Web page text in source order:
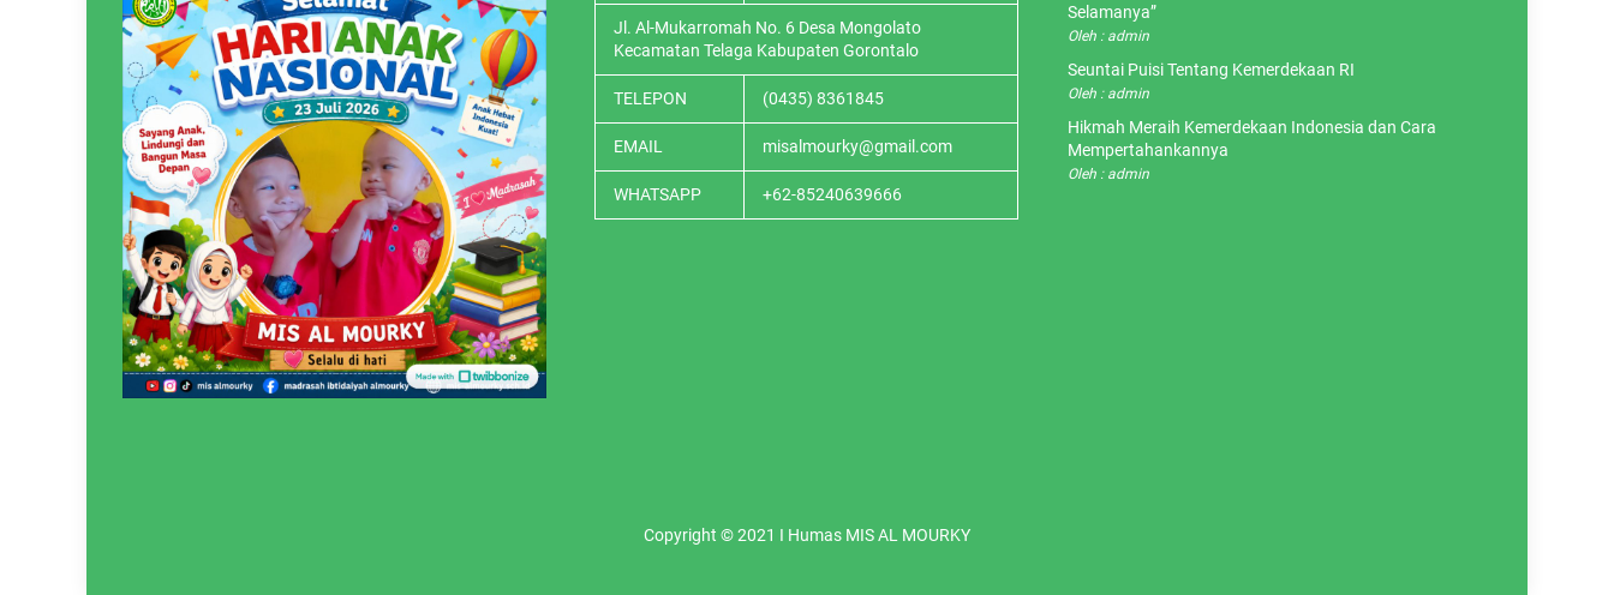
Jl. Al-Mukarromah No. 6 Desa Mongolato
Kecamatan Telaga Kabupaten Gorontalo
TELEPON (0435) 8361845
EMAIL misalmourky@gmail.com
WHATSAPP +62-85240639666
Selamanya”
Oleh : admin
Seuntai Puisi Tentang Kemerdekaan RI
Oleh : admin
Hikmah Meraih Kemerdekaan Indonesia dan Cara
Mempertahankannya
Oleh : admin
Copyright © 2021 I Humas MIS AL MOURKY